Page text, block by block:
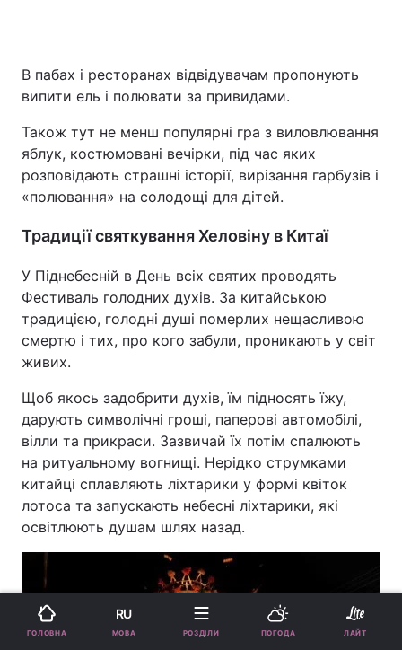
В пабах і ресторанах відвідувачам пропонують
випити ель і полювати за привидами.
Також тут не менш популярні гра з виловлювання
яблук, костюмовані вечірки, під час яких
розповідають страшні історії, вирізання гарбузів і
«полювання» на солодощі для дітей.
Традиції святкування Хеловіну в Китаї
У Піднебесній в День всіх святих проводять
Фестиваль голодних духів. За китайською
традицією, голодні душі померлих нещасливою
смертю і тих, про кого забули, проникають у світ
живих.
Щоб якось задобрити духів, їм підносять їжу,
дарують символічні гроші, паперові автомобілі,
вілли та прикраси. Зазвичай їх потім спалюють
на ритуальному вогнищі. Нерідко струмками
китайці сплавляють ліхтарики у формі квіток
лотоса та запускають небесні ліхтарики, які
освітлюють душам шлях назад.
ГОЛОВНА
RU
МОВА РОЗДІЛИ ПОГОДА ЛАЙТ